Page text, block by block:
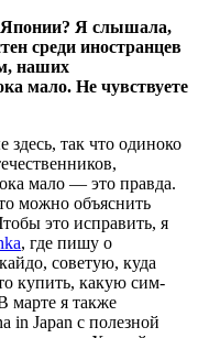
Японии? Я слышала,
среди иностранцев
наших
мало. Не чувствуете
здесь, так что одиноко
мало — это правда.
можно объяснить
это исправить, я
, где пишу о
советую, куда
купить, какую сим-
марте я также
in Japan с полезной